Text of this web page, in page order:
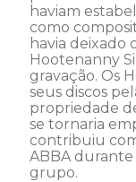
haviam
como
havia deixado
Hootenanny
gravação. Os
seus discos
propriedade
se tornaria
contribuiu
ABBA durante
grupo.